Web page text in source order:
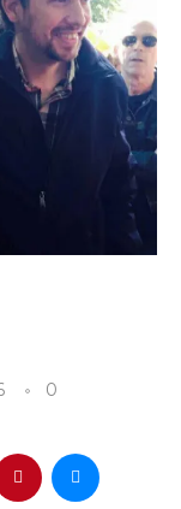
0